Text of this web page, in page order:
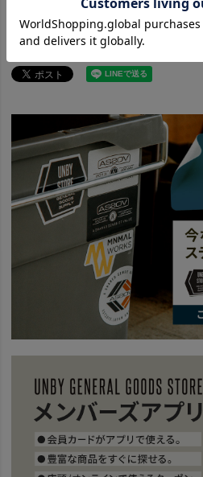
BRAND AS2OV アッソブ
news AS2OVのローバーチェアをオプ
news ROVER CHAIR ITEM
news POLYCARBONATEシリーズ
news AS2OV CONTAINER
難燃マルチクッション
AS2OV アッソブ 商